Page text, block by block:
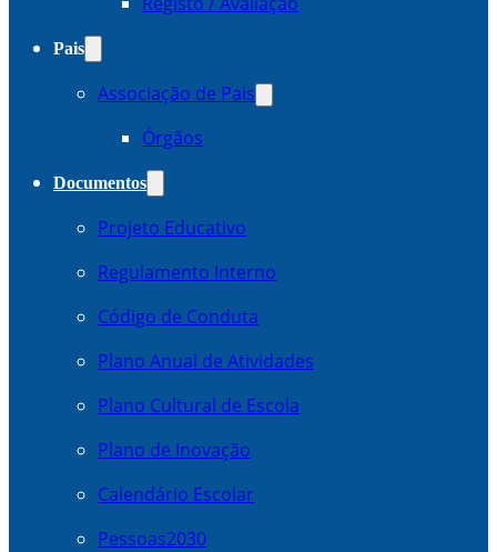
Pais
Associação de Pais
Órgãos
Documentos
Projeto Educativo
Regulamento Interno
Código de Conduta
Plano Anual de Atividades
Plano Cultural de Escola
Plano de Inovação
Calendário Escolar
Pessoas2030